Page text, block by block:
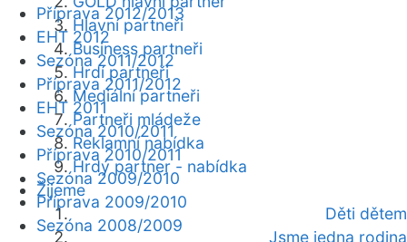
Hlavní partneři
Business partneři
Hrdí partneři
Mediální partneři
Partneři mládeže
Reklamní nabídka
Hrdý partner - nabídka
Žijeme
Děti dětem
Jsme jedna rodina
Příprava 2012/2013
EHT 2012
Sezóna 2011/2012
Příprava 2011/2012
EHT 2011
Sezóna 2010/2011
Příprava 2010/2011
Sezóna 2009/2010
Příprava 2009/2010
Sezóna 2008/2009